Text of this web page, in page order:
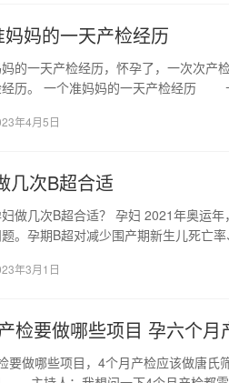
妈的一天产检经历
的一天产检经历，怀孕了，一次次产
经历。 一个准妈妈的一天产检经历
年4月5日
几次B超合适
做几次B超合适？ 孕妇 2021年奥运
。孕期B超对减少围产期新生儿死亡
年3月1日
检要做哪些项目 孕六个月
要做哪些项目，4个月产检应该做唐